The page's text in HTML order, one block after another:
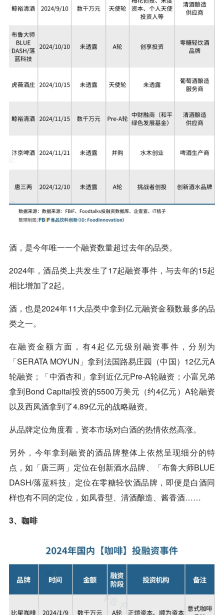
酒，是今年唯一一个融资数量超过去年的品类。
2024年，酒品类上共发生了17起融资事件，与去年的15起
相比增加了2起。
酒，也是2024年11大品类中拿到亿元融资金额数最多的品
类之一。
在融资金额方面，有4起亿元级别融资事件，分别为
「SERATA MOYUN」拿到法国路易庄园（中国）12亿元A
轮融资；「中酒杏和」拿到近亿元Pre-A轮融资；小富兄弟
拿到Bond Capital投资的5500万美元（约4亿元）A轮融资
以及西凤酒拿到了4.89亿元的战略融资。
从品牌定位角度看，资本市场对白酒的热情依然高涨。
另外，今年拿到融资的酒品牌整体上依然呈现细分的特
点，如「唐三两」定位在创新酒水品牌、「布鲁大师BLUE
DASH/落蓝科技」定位在零糖轻饮酒品牌，即便是白酒同
样也有不同的定位，如凤香型、清酒酿造、酱香酒……
3、咖啡